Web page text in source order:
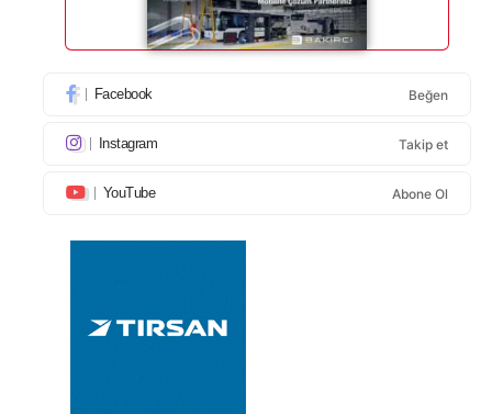
Facebook Beğen
Instagram Takip et
YouTube Abone Ol